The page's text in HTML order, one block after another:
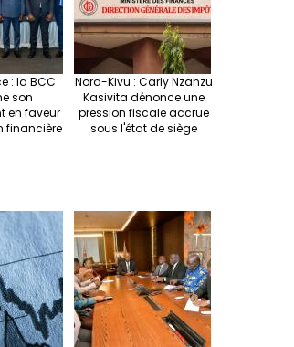
: la BCC
son
en faveur
financière
Nord-Kivu : Carly Nzanzu
Kasivita dénonce une
pression fiscale accrue
sous l'état de siège